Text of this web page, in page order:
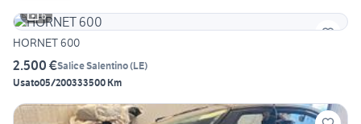
6
HORNET 600
2.500 €Salice Salentino(LE)
Usato05/200333500 Km